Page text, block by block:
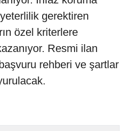
gerektiren
özel kriterlere
Resmi ilan
rehberi ve şartlar